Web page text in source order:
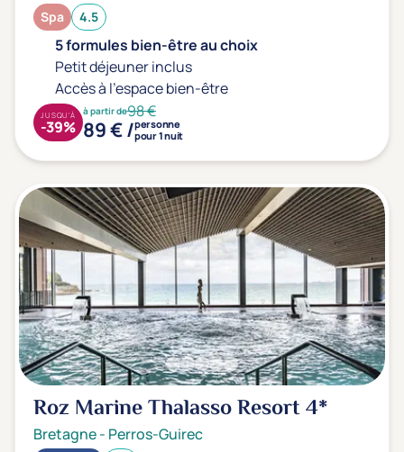
Spa 4.5
5 formules bien-être au choix
Petit déjeuner inclus
Accès à l'espace bien-être
à partir de98 €
89 € /personne
pour 1 nuit
JUSQU'À
-39%
Roz Marine Thalasso Resort4*
Bretagne- Perros-Guirec